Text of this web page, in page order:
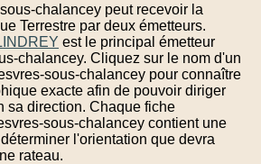
chalancey peut recevoir la
Terrestre par deux émetteurs.
est le principal émetteur
chalancey. Cliquez sur le nom d'un
sous-chalancey pour connaître
exacte afin de pouvoir diriger
sa direction. Chaque fiche
sous-chalancey contient une
l'orientation que devra
rateau.